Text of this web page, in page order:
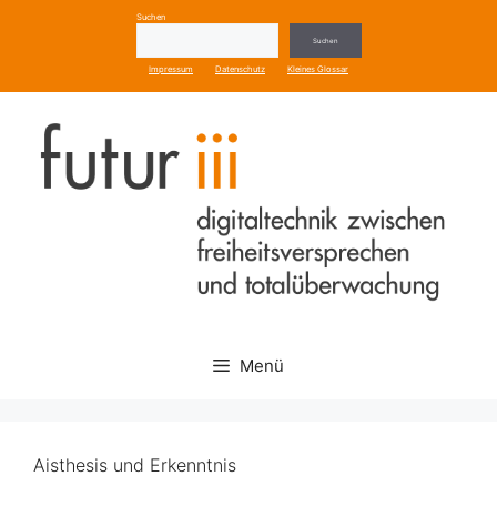
Suchen
Suchen
Impressum Datenschutz Kleines Glossar
Menü
Aisthesis und Erkenntnis